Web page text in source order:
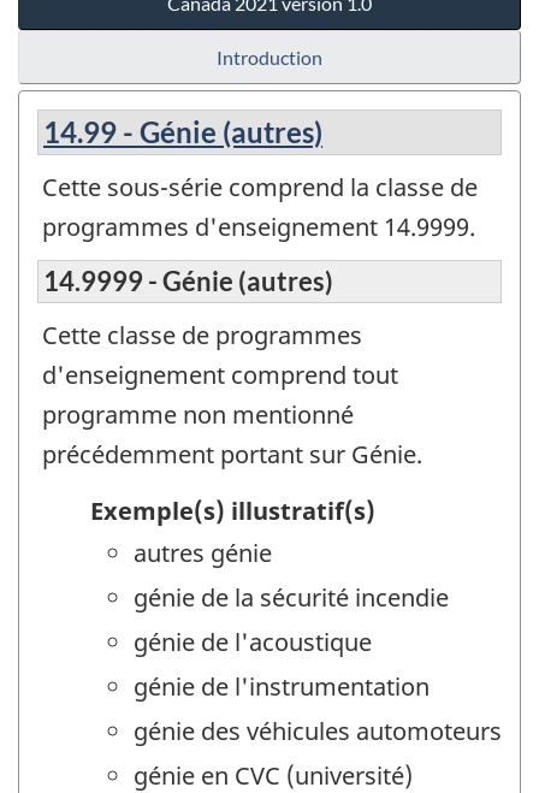
Introduction
14.99 - Génie (autres)
Cette sous-série comprend la classe de
programmes d'enseignement 14.9999.
14.9999 - Génie (autres)
Cette classe de programmes
d'enseignement comprend tout
programme non mentionné
précédemment portant sur Génie.
Exemple(s) illustratif(s)
autres génie
génie de la sécurité incendie
génie de l'acoustique
génie de l'instrumentation
génie des véhicules automoteurs
génie en CVC (université)